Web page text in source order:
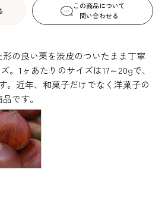
この商品について
問い合わせる
の良い栗を渋皮のついたまま丁寧
。1ヶあたりのサイズは17～20gで、
。近年、和菓子だけでなく洋菓子の
です。